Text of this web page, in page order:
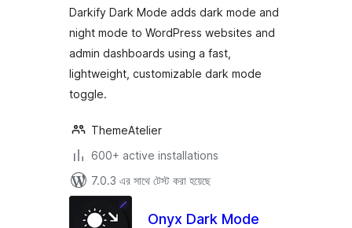
Included)
Darkify Dark Mode adds dark mode and
night mode to WordPress websites and
admin dashboards using a fast,
lightweight, customizable dark mode
toggle.
ThemeAtelier
600+ active installations
7.0.3 এর সাথে টেস্ট করা হয়েছে
Onyx Dark Mode